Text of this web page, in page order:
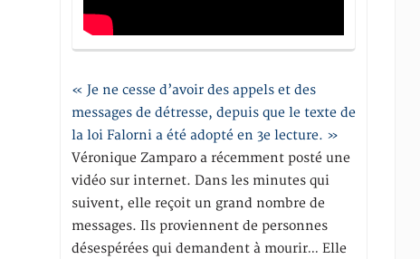
« Je ne cesse d’avoir des appels et des
messages de détresse, depuis que le texte de
la loi Falorni a été adopté en 3e lecture. »
Véronique Zamparo a récemment posté une
vidéo sur internet. Dans les minutes qui
suivent, elle reçoit un grand nombre de
messages. Ils proviennent de personnes
désespérées qui demandent à mourir… Elle